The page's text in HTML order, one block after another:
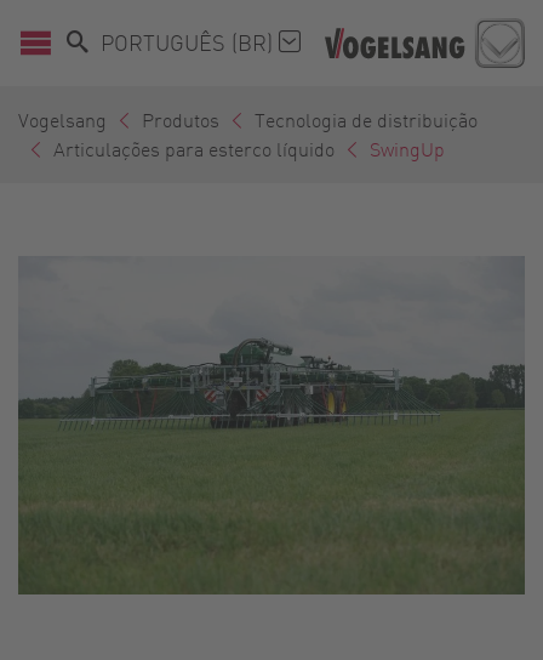
PORTUGUÊS (BR)
Vogelsang Produtos
Tecnologia de distribuição
Articulações para esterco líquido
SwingUp